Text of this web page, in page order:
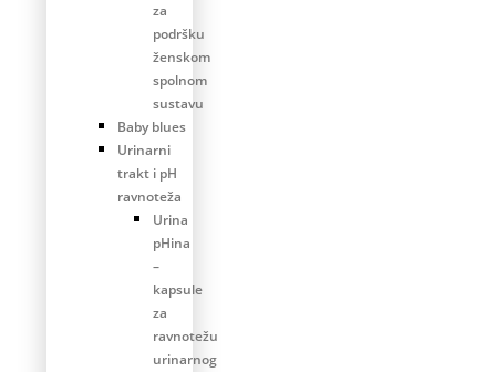
za
podršku
ženskom
spolnom
sustavu
Baby blues
Urinarni
trakt i pH
ravnoteža
Urina
pHina
–
kapsule
za
ravnotežu
urinarnog